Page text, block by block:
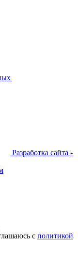
Разработка сайта -
с политикой